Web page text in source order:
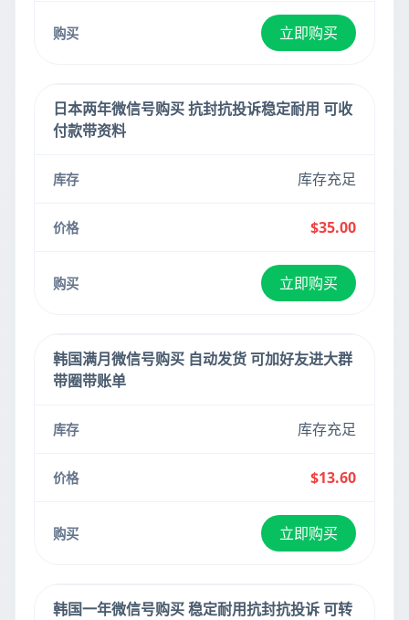
立即购买
日本两年微信号购买 抗封抗投诉稳定耐用 可收
付款带资料
库存充足
$35.00
立即购买
韩国满月微信号购买 自动发货 可加好友进大群
带圈带账单
库存充足
$13.60
立即购买
韩国一年微信号购买 稳定耐用抗封抗投诉 可转